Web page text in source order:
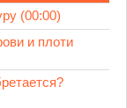
(00:00)
и плоти